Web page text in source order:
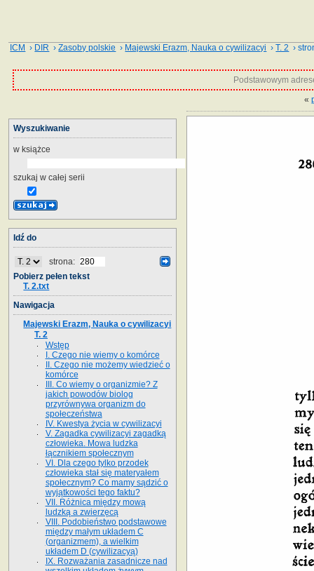
ICM › DIR ›Zasoby polskie › Majewski Erazm, Nauka o cywilizacyi ›T. 2 ›
Podstawowym
«
Wyszukiwanie
w książce
szukaj w całej serii
Idź do
strona:
Pobierz pełen tekst
T. 2.txt
Nawigacja
Majewski Erazm, Nauka o cywilizacyi
T. 2
Wstęp
I. Czego nie wiemy o komórce
II. Czego nie możemy wiedzieć o
komórce
III. Co wiemy o organizmie? Z
jakich powodów biolog
przyrównywa organizm do
społeczeństwa
IV. Kwestya życia w cywilizacyi
V. Zagadka cywilizacyi zagadką
człowieka. Mowa ludzka
łącznikiem społecznym
VI. Dla czego tylko przodek
człowieka stał się materyałem
społecznym? Co mamy sądzić o
wyjątkowości tego faktu?
VII. Różnica między mową
ludzką a zwierzęcą
VIII. Podobieństwo podstawowe
między małym układem C
(organizmem), a wielkim
układem D (cywilizacyą)
IX. Rozważania zasadnicze nad